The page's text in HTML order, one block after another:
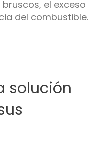
el exceso
del combustible.
solución